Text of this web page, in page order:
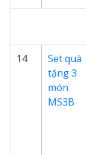
14
Set quà
tặng 3
món
MS3B